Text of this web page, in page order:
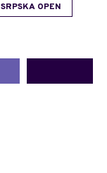
SRPSKA OPEN